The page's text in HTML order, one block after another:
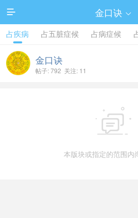
 金口诀 
占疾病 占五脏症候 占病症候
金口诀
帖子: 792 关注: 11

本版块或指定的范围内